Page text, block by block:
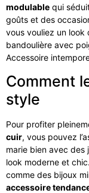
modulable qui
goûts et des
vous vouliez un look
bandoulière avec
Accessoire
Comment
style
Pour profiter
cuir, vous pouvez
marie bien avec
look moderne et
comme des bijoux
accessoire